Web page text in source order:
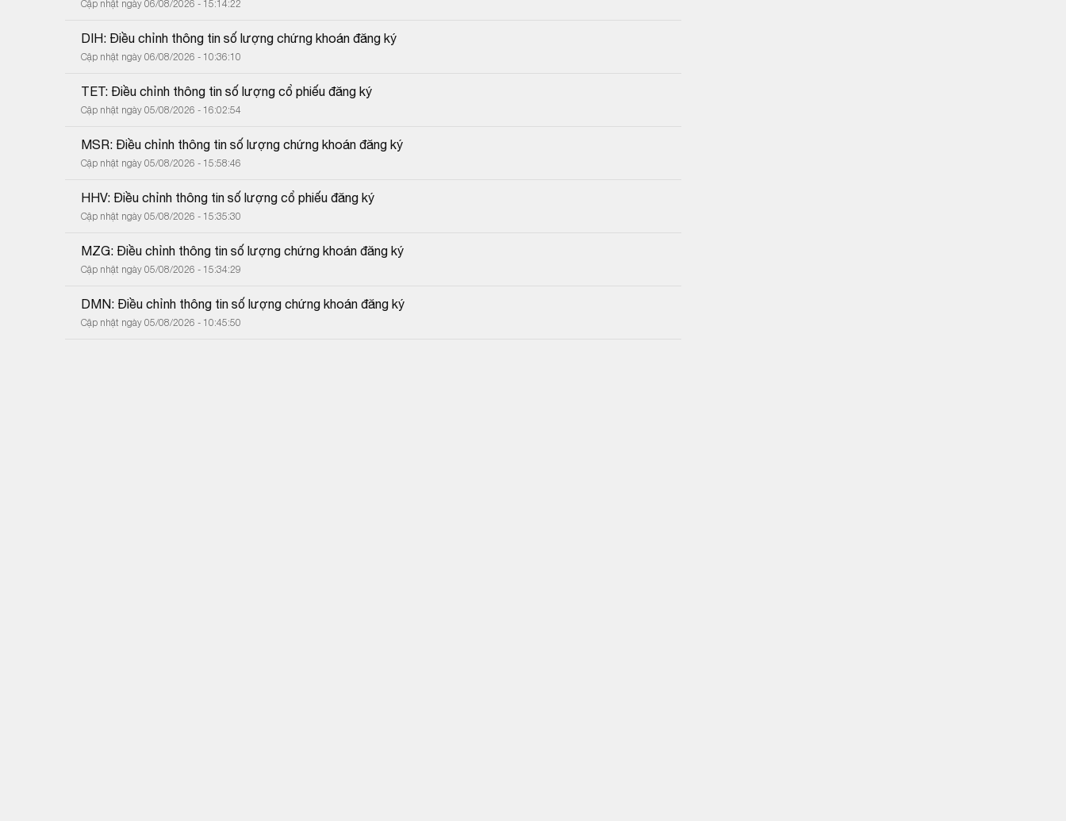
Cập nhật ngày 06/08/2026 - 15:14:22
DIH: Điều chỉnh thông tin số lượng chứng khoán đăng ký
Cập nhật ngày 06/08/2026 - 10:36:10
TET: Điều chỉnh thông tin số lượng cổ phiếu đăng ký
Cập nhật ngày 05/08/2026 - 16:02:54
MSR: Điều chỉnh thông tin số lượng chứng khoán đăng ký
Cập nhật ngày 05/08/2026 - 15:58:46
HHV: Điều chỉnh thông tin số lượng cổ phiếu đăng ký
Cập nhật ngày 05/08/2026 - 15:35:30
MZG: Điều chỉnh thông tin số lượng chứng khoán đăng ký
Cập nhật ngày 05/08/2026 - 15:34:29
DMN: Điều chỉnh thông tin số lượng chứng khoán đăng ký
Cập nhật ngày 05/08/2026 - 10:45:50